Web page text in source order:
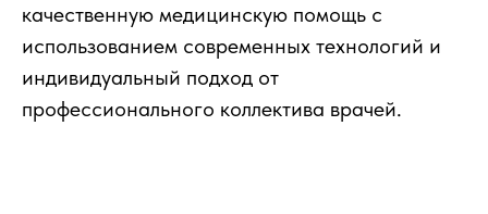
качественную медицинскую помощь с
использованием современных технологий и
индивидуальный подход от
профессионального коллектива врачей.